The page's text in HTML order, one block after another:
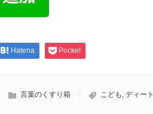
Hatena Pocket
言葉のくすり箱 こども , ディート